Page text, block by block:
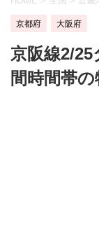
京都府 大阪府
京阪線2/
間時間帯